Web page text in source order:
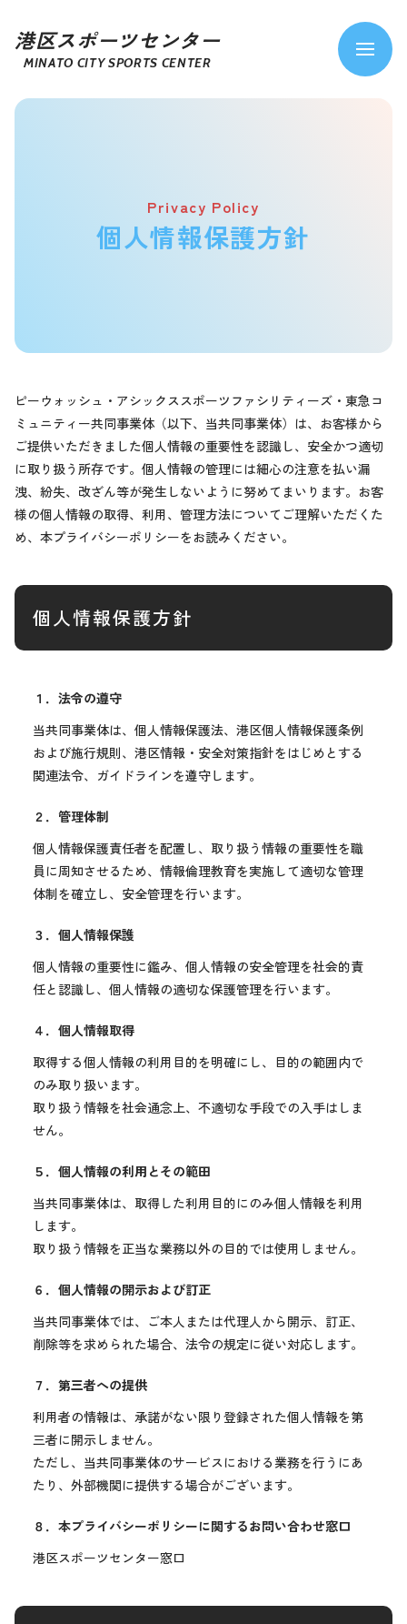
港区スポーツセンター
MINATO CITY SPORTS CENTER
Privacy Policy
個人情報保護方針
ピーウォッシュ・アシックススポーツファシリティーズ・東急コ
ミュニティー共同事業体（以下、当共同事業体）は、お客様から
ご提供いただきました個人情報の重要性を認識し、安全かつ適切
に取り扱う所存です。個人情報の管理には細心の注意を払い漏
洩、紛失、改ざん等が発生しないように努めてまいります。お客
様の個人情報の取得、利用、管理方法についてご理解いただくた
め、本プライバシーポリシーをお読みください。
個人情報保護方針
１．法令の遵守
当共同事業体は、個人情報保護法、港区個人情報保護条例
および施行規則、港区情報・安全対策指針をはじめとする
関連法令、ガイドラインを遵守します。
２．管理体制
個人情報保護責任者を配置し、取り扱う情報の重要性を職
員に周知させるため、情報倫理教育を実施して適切な管理
体制を確立し、安全管理を行います。
３．個人情報保護
個人情報の重要性に鑑み、個人情報の安全管理を社会的責
任と認識し、個人情報の適切な保護管理を行います。
４．個人情報取得
取得する個人情報の利用目的を明確にし、目的の範囲内で
のみ取り扱います。
取り扱う情報を社会通念上、不適切な手段での入手はしま
せん。
５．個人情報の利用とその範田
当共同事業体は、取得した利用目的にのみ個人情報を利用
します。
取り扱う情報を正当な業務以外の目的では使用しません。
６．個人情報の開示および訂正
当共同事業体では、ご本人または代理人から開示、訂正、
削除等を求められた場合、法令の規定に従い対応します。
７．第三者への提供
利用者の情報は、承諾がない限り登録された個人情報を第
三者に開示しません。
ただし、当共同事業体のサービスにおける業務を行うにあ
たり、外部機関に提供する場合がございます。
８．本プライバシーポリシーに関するお問い合わせ窓口
港区スポーツセンター窓口